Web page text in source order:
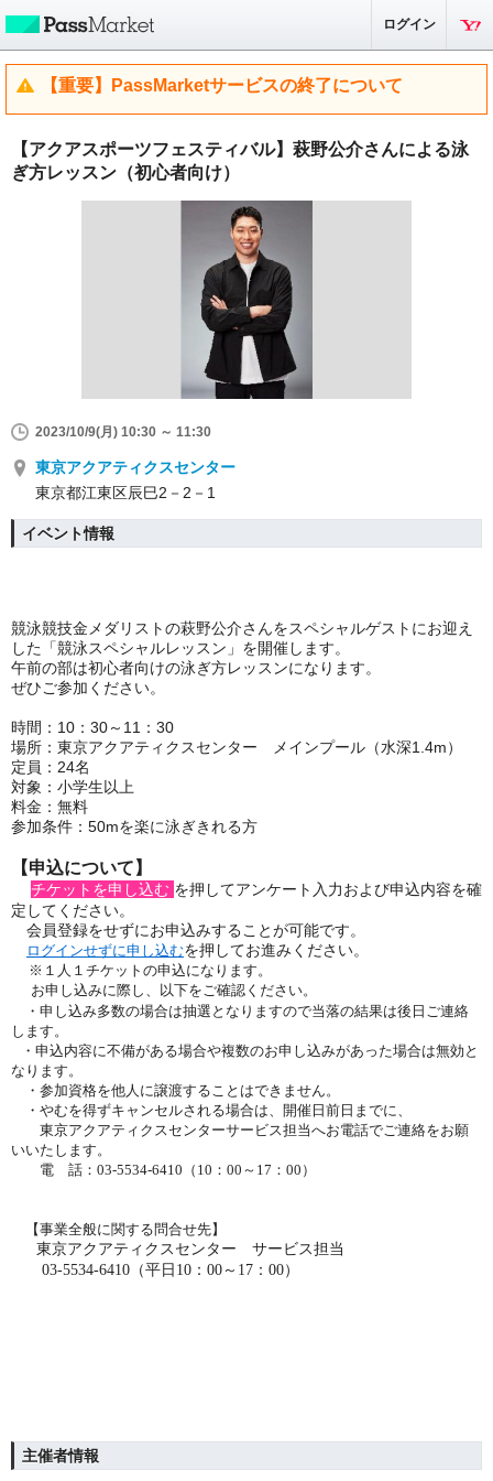
ログイン
【重要】PassMarketサービスの終了について
【アクアスポーツフェスティバル】萩野公介さんによる泳
ぎ方レッスン（初心者向け）
2023/10/9(月) 10:30 ～ 11:30
東京アクアティクスセンター
東京都江東区辰巳2－2－1
イベント情報
競泳競技金メダリストの萩野公介さんをスペシャルゲストにお迎え
した「競泳スペシャルレッスン」を開催します。
午前の部は初心者向けの泳ぎ方レッスンになります。
ぜひご参加ください。
時間：10：30～11：30
場所：東京アクアティクスセンター メインプール（水深1.4m）
定員：24名
対象：小学生以上
料金：無料
参加条件：50mを楽に泳ぎきれる方
【申込について】
チケットを申し込む を押してアンケート入力および申込内容を確
定してください。
会員登録をせずにお申込みすることが可能です。
ログインせずに申し込むを押してお進みください。
※１人１チケットの申込になります。
お申し込みに際し、以下をご確認ください。
・申し込み多数の場合は抽選となりますので当落の結果は後日ご連絡
します。
・申込内容に不備がある場合や複数のお申し込みがあった場合は無効と
なります。
・参加資格を他人に譲渡することはできません。
・やむを得ずキャンセルされる場合は、開催日前日までに、
東京アクアティクスセンターサービス担当へお電話でご連絡をお願
いいたします。
電 話：03-5534-6410（10：00～17：00）
【事業全般に関する問合せ先】
東京アクアティクスセンター サービス担当
03-5534-6410 （平日10：00～17：00）
主催者情報